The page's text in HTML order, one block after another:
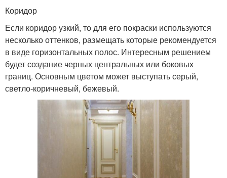
Коридор
Если коридор узкий, то для его покраски используются
несколько оттенков, размещать которые рекомендуется
в виде горизонтальных полос. Интересным решением
будет создание черных центральных или боковых
границ. Основным цветом может выступать серый,
светло-коричневый, бежевый.